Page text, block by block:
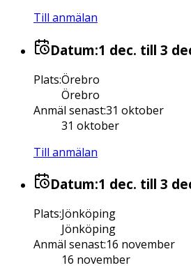
Till anmälan
Datum:1 dec. till 3
Plats:Örebro
Örebro
Anmäl senast:31 oktober
31 oktober
Till anmälan
Datum:1 dec. till 3
Plats:Jönköping
Jönköping
Anmäl senast:16 november
16 november